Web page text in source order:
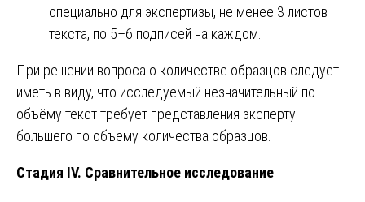
специально для экспертизы, не менее 3 листов
текста, по 5–6 подписей на каждом.
При решении вопроса о количестве образцов следует
иметь в виду, что исследуемый незначительный по
объёму текст требует представления эксперту
большего по объёму количества образцов.
Стадия IV. Сравнительное исследование